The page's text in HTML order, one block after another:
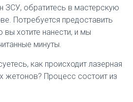
ЗСУ, обратитесь в мастерскую
Потребуется предоставить
хотите нанести, и мы
минуты.
как происходит лазерная
жетонов? Процесс состоит из